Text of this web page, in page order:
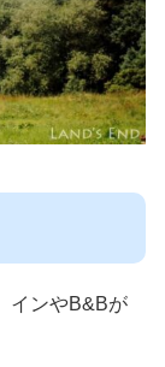
インやB&Bが